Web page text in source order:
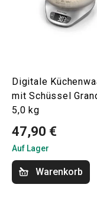
Digitale
mit Schüssel
5,0 kg
47,90 €
Auf Lager
Warenkorb